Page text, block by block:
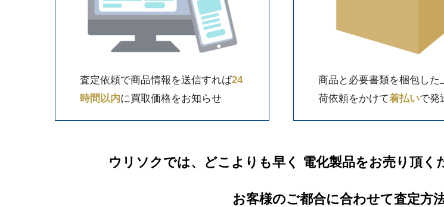
査定依頼で商品情報を送信すれば24
時間以内に買取価格をお知らせ
商品と必要書類を梱包した
荷依頼をかけて着払いで発
ウリソクでは、どこよりも早く 電化製品をお売り頂く
お客様のご都合に合わせて査定方